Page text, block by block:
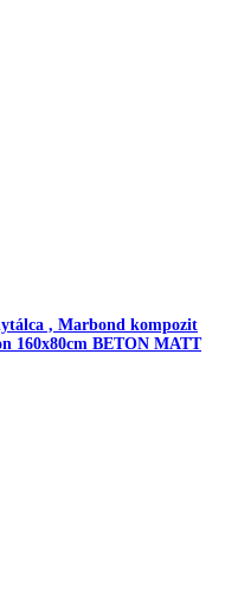
, Marbond kompozit
160x80cm BETON MATT